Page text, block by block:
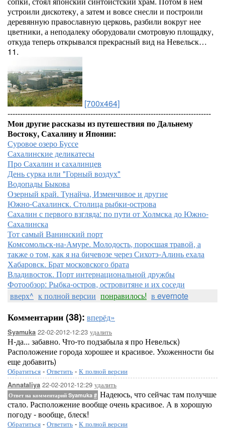
устроили дискотеку, а затем и вовсе снесли и построили
деревянную православную церковь, разбили вокруг нее
цветники, а неподалеку оборудовали смотровую площадку,
откуда теперь открывался прекрасный вид на Невельск…
11.
[700x464]
---------------------------------------------------------------------------------
Мои другие рассказы из путешествия по Дальнему
Востоку, Сахалину и Японии:
Суровое озеро Буссе
Сахалинские деликатесы
Про Сахалин и сахалинцев
День сурка или "Горный воздух"
Водопады Быкова
Озерный край. Тунайча, Изменчивое и другие
Южно-Сахалинск. Столица рыбки-острова
Сахалин с первого взгляда: по пути от Холмска до Южно-
Сахалинска
Тот самый Ванинский порт
Комсомольск-на-Амуре. Молодость, поросшая травой, а
также о том, как я на бичевозе через Сихотэ-Алинь ехала
Хабаровск. Брат московского брата
Владивосток. Порт интернациональной дружбы
Фотообзор: Рыбка-остров, островитяне и их соседи
вверх^ к полной версии понравилось! в evernote
Комментарии (38): вперёд»
Syamuka 22-02-2012-12:23 удалить
Н-да... забавно. Что-то подзабыла я про Невельск)
Расположение города хорошее и красивое. Ухоженности бы
еще добавить)
Обратиться - Ответить - К полной версии
Annataliya 22-02-2012-12:29 удалить
Ответ на комментарий Syamuka # Надеюсь, что сейчас там получше
стало. Расположение вообще очень красивое. А в хорошую
погоду - вообще, блеск!
Обратиться - Ответить - К полной версии